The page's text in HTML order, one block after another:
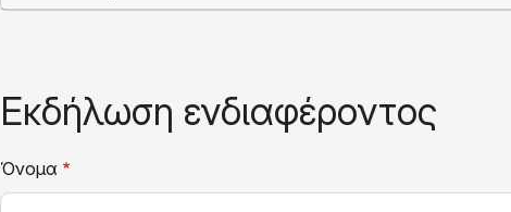
Εκδήλωση ενδιαφέροντος
Όνομα